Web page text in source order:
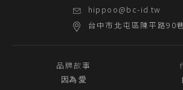
hippoo@bc-id.tw
台中市北屯區陳平路90
品牌故事
因為 愛